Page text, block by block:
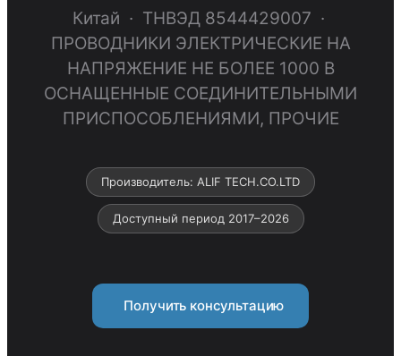
Китай · ТНВЭД 8544429007 ·
ПРОВОДНИКИ ЭЛЕКТРИЧЕСКИЕ НА
НАПРЯЖЕНИЕ НЕ БОЛЕЕ 1000 В
ОСНАЩЕННЫЕ СОЕДИНИТЕЛЬНЫМИ
ПРИСПОСОБЛЕНИЯМИ, ПРОЧИЕ
Производитель: ALIF TECH.CO.LTD
Доступный период 2017–2026
Получить консультацию